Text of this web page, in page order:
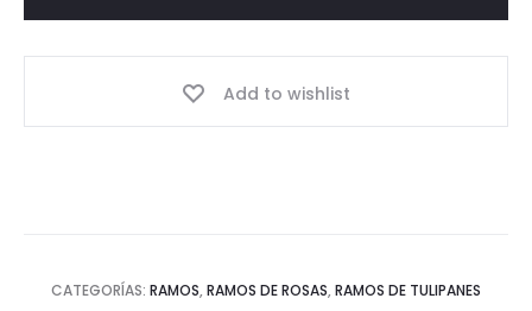
Add to wishlist
CATEGORÍAS: RAMOS, RAMOS DE ROSAS, RAMOS DE TULIPANES